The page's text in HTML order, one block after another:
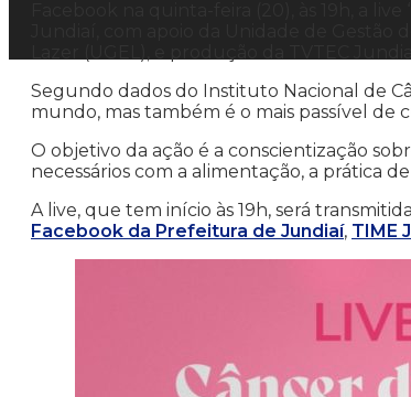
Segundo dados do Instituto Nacional de
mundo, mas também é o mais passível de
O objetivo da ação é a conscientização
necessários com a alimentação, a prática
A live, que tem início às 19h, será
Facebook da Prefeitura de Jundiaí, TIME